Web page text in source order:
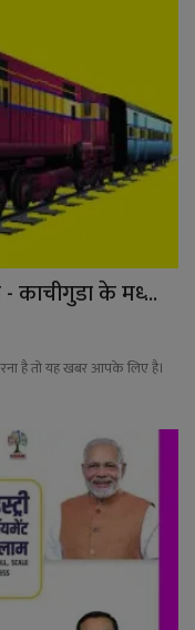
- काचीगुडा के मध्‍...
है तो यह खबर आपके लिए है।